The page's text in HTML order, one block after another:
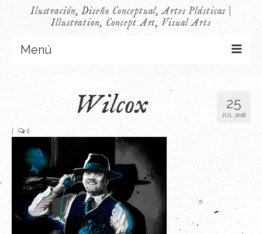
Ilustración, Diseño Conceptual, Artes Plásticas |
Illustration, Concept Art, Visual Arts
Menú
Audiovisual
Publicidad
Últimos Proyectos
Sobre el Autor
Clientes
25
JUL 2018
Wilcox
| 0